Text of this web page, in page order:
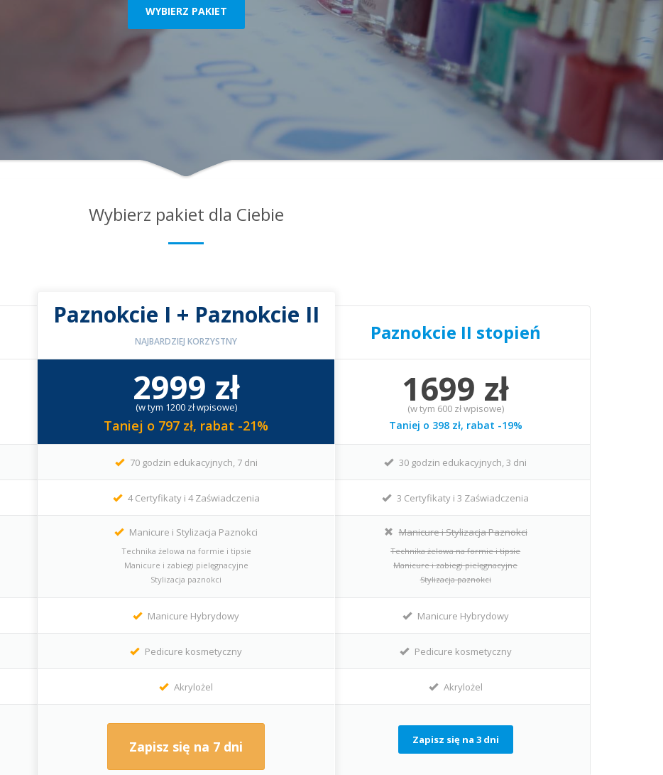
WYBIERZ PAKIET
Wybierz pakiet dla Ciebie
Paznokcie I + Paznokcie II
2999 zł
(w tym 1200 zł wpisowe)
Taniej o 797 zł, rabat -21%
70 godzin edukacyjnych, 7 dni
4 Certyfikaty i 4 Zaświadczenia
Manicure i Stylizacja Paznokci
Technika żelowa na formie i tipsie
Manicure i zabiegi pielęgnacyjne
Stylizacja paznokci
Manicure Hybrydowy
Pedicure kosmetyczny
Akrylożel
Zapisz się na 7 dni
Paznokcie II stopień
1699 zł
(w tym 600 zł wpisowe)
Taniej o 398 zł, rabat -19%
30 godzin edukacyjnych, 3 dni
3 Certyfikaty i 3 Zaświadczenia
Manicure i Stylizacja Paznokci
Technika żelowa na formie i tipsie
Manicure i zabiegi pielęgnacyjne
Stylizacja paznokci
Manicure Hybrydowy
Pedicure kosmetyczny
Akrylożel
Zapisz się na 3 dni